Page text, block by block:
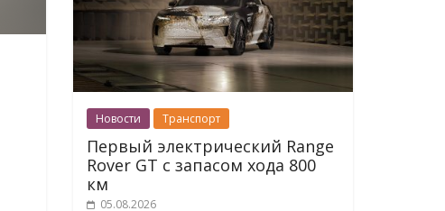
Новости Транспорт
Первый электрический Range
Rover GT с запасом хода 800
км
05.08.2026